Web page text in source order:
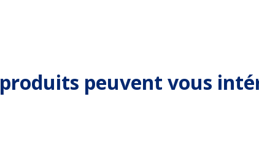
produits peuvent vous